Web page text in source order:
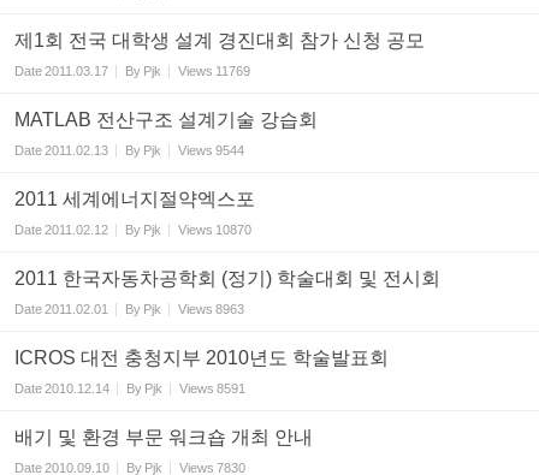
제1회 전국 대학생 설계 경진대회 참가 신청 공모
Date2011.03.17 By Pjk Views 11769
MATLAB 전산구조 설계기술 강습회
Date2011.02.13 By Pjk Views 9544
2011 세계에너지절약엑스포
Date2011.02.12 By Pjk Views 10870
2011 한국자동차공학회 (정기) 학술대회 및 전시회
Date2011.02.01 By Pjk Views 8963
ICROS 대전 충청지부 2010년도 학술발표회
Date2010.12.14 By Pjk Views 8591
배기 및 환경 부문 워크숍 개최 안내
Date2010.09.10 By Pjk Views 7830